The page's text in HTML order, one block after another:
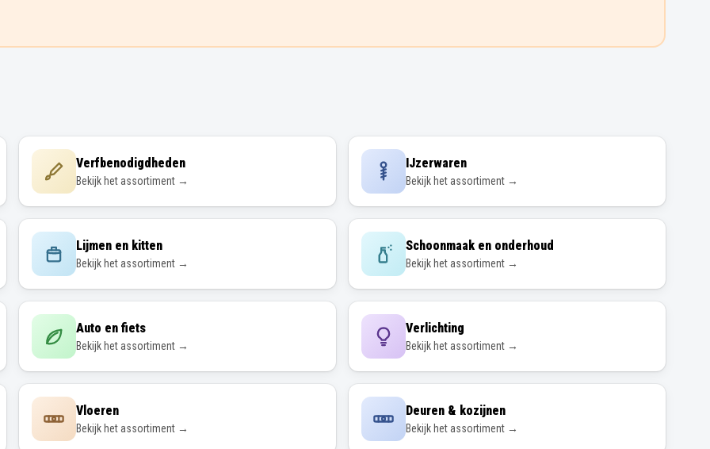
Verfbenodigdheden
Bekijk het assortiment →
IJzerwaren
Bekijk het assortiment →
Lijmen en kitten
Bekijk het assortiment →
Schoonmaak en onderhoud
Bekijk het assortiment →
Auto en fiets
Bekijk het assortiment →
Verlichting
Bekijk het assortiment →
Vloeren
Bekijk het assortiment →
Deuren & kozijnen
Bekijk het assortiment →